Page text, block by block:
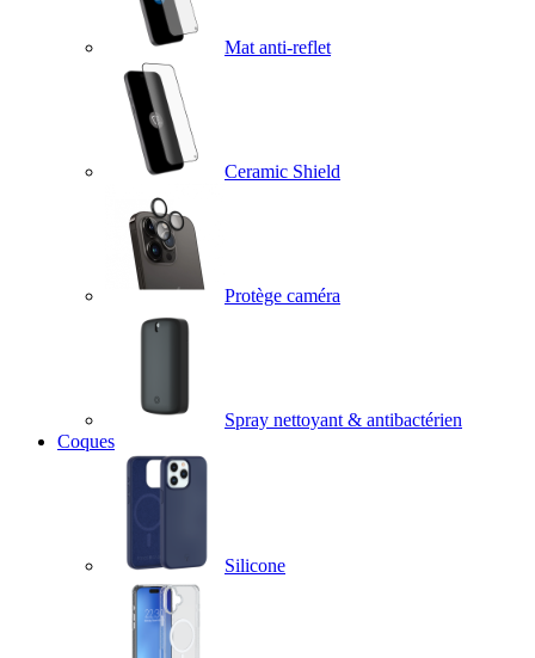
Mat anti-reflet
Ceramic Shield
Protège caméra
Spray nettoyant & antibactérien
Coques
Silicone